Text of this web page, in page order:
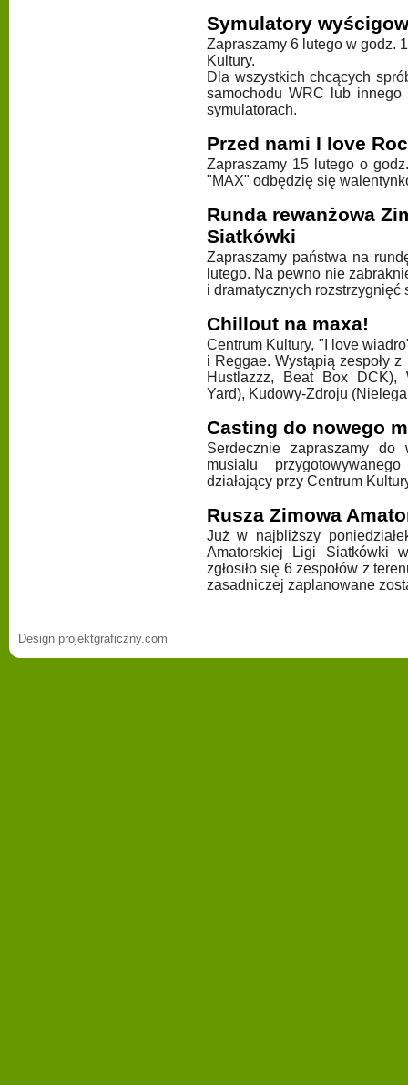
Symulatory
Zapraszamy 6 lutego w godz.
Kultury.
Dla wszystkich chcących
samochodu WRC lub
symulatorach.
Przed nami I love
Zapraszamy 15 lutego o
"MAX" odbędzię się
Runda rewanżowa
Siatkówki
Zapraszamy państwa na
lutego. Na pewno nie
i dramatycznych rozstrzygnięć
Chillout na maxa!
Centrum Kultury, "I love
i Reggae. Wystąpią zespoły
Hustlazzz, Beat Box DCK),
Yard), Kudowy-Zdroju
Casting do nowego
Serdecznie zapraszamy
musialu
działający przy Centrum
Rusza Zimowa
Już w najbliższy
Amatorskiej Ligi Siatkówki
zgłosiło się 6 zespołów z
zasadniczej zaplanowane
Design projektgraficzny.com